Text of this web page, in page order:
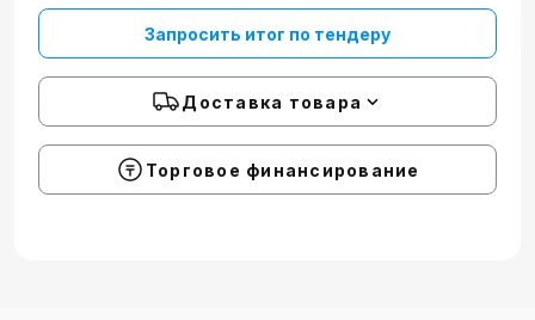
Запросить итог по тендеру
Доставка товара
Торговое финансирование